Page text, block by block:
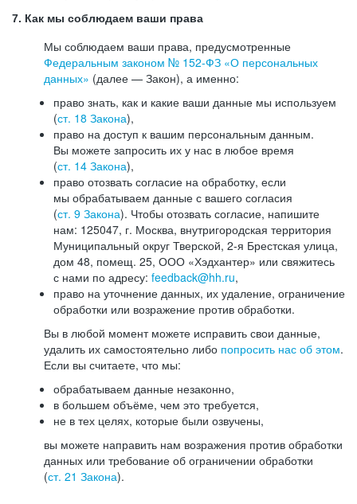
7. Как мы соблюдаем ваши права
Мы соблюдаем ваши права, предусмотренные
Федеральным законом № 152-ФЗ «О персональных
данных» (далее — Закон), а именно:
право знать, как и какие ваши данные мы используем
(ст. 18 Закона),
право на доступ к вашим персональным данным.
Вы можете запросить их у нас в любое время
(ст. 14 Закона),
право отозвать согласие на обработку, если
мы обрабатываем данные с вашего согласия
(ст. 9 Закона). Чтобы отозвать согласие, напишите
нам: 125047, г. Москва, внутригородская территория
Муниципальный округ Тверской, 2-я Брестская улица,
дом 48, помещ. 25, ООО «Хэдхантер» или свяжитесь
с нами по адресу: feedback@hh.ru,
право на уточнение данных, их удаление, ограничение
обработки или возражение против обработки.
Вы в любой момент можете исправить свои данные,
удалить их самостоятельно либо попросить нас об этом.
Если вы считаете, что мы:
обрабатываем данные незаконно,
в большем объёме, чем это требуется,
не в тех целях, которые были озвучены,
вы можете направить нам возражения против обработки
данных или требование об ограничении обработки
(ст. 21 Закона).